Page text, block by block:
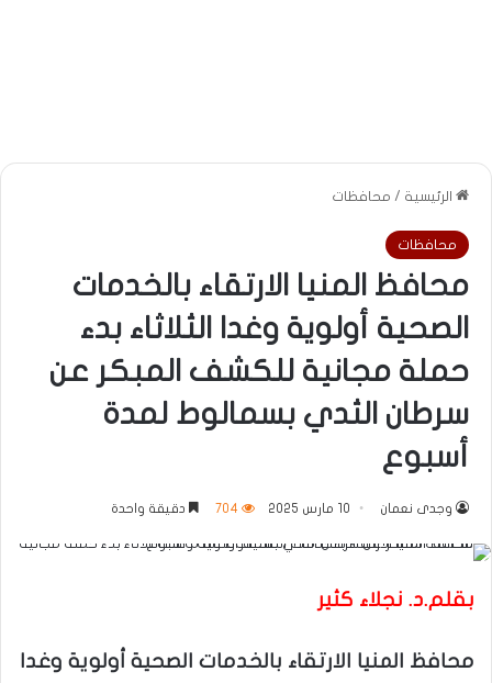
الرئيسية / محافظات
محافظات
محافظ المنيا الارتقاء بالخدمات
الصحية أولوية وغدا الثلاثاء بدء
حملة مجانية للكشف المبكر عن
سرطان الثدي بسمالوط لمدة
أسبوع
وجدى نعمان 10 مارس 2025 704 دقيقة واحدة
بقلم.د. نجلاء كثير
محافظ المنيا الارتقاء بالخدمات الصحية أولوية وغدا